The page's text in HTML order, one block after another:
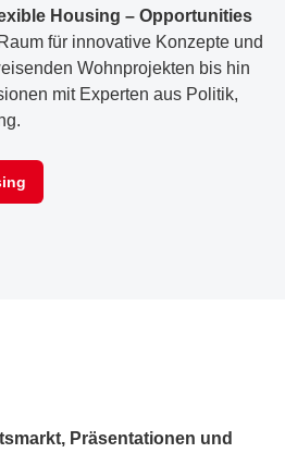
Housing – Opportunities
für innovative Konzepte und
Wohnprojekten bis hin
mit Experten aus Politik,
Präsentationen und